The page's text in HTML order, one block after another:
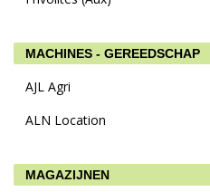
MACHINES - GEREEDSCHAP
AJL Agri
ALN Location
MAGAZIJNEN